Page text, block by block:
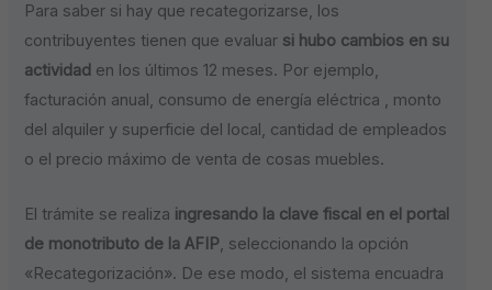
Para saber si hay que recategorizarse, los
contribuyentes tienen que evaluar si hubo cambios en su
actividad en los últimos 12 meses. Por ejemplo,
facturación anual, consumo de energía eléctrica , monto
del alquiler y superficie del local, cantidad de empleados
o el precio máximo de venta de cosas muebles.
El trámite se realiza ingresando la clave fiscal en el portal
de monotributo de la AFIP, seleccionando la opción
«Recategorización». De ese modo, el sistema encuadra